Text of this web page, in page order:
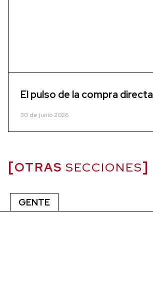
El pulso de la compra directa
30 de junio 2026
OTRAS SECCIONES
GENTE